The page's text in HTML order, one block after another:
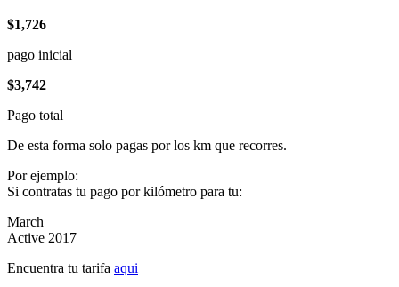
$1,726
pago inicial
$3,742
Pago total
De esta forma solo pagas por los km que recorres.
Por ejemplo:
Si contratas tu pago por kilómetro para tu:
March
Active 2017
Encuentra tu tarifa aqui